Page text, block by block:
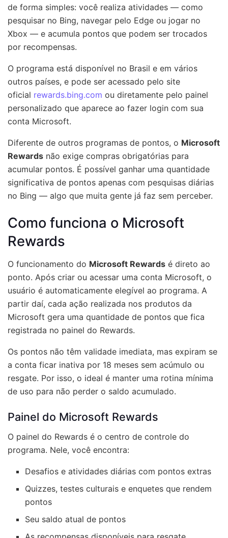
de forma simples: você realiza atividades — como
pesquisar no Bing, navegar pelo Edge ou jogar no
Xbox — e acumula pontos que podem ser trocados
por recompensas.
O programa está disponível no Brasil e em vários
outros países, e pode ser acessado pelo site
oficial rewards.bing.com ou diretamente pelo painel
personalizado que aparece ao fazer login com sua
conta Microsoft.
Diferente de outros programas de pontos, o Microsoft
Rewards não exige compras obrigatórias para
acumular pontos. É possível ganhar uma quantidade
significativa de pontos apenas com pesquisas diárias
no Bing — algo que muita gente já faz sem perceber.
Como funciona o Microsoft
Rewards
O funcionamento do Microsoft Rewards é direto ao
ponto. Após criar ou acessar uma conta Microsoft, o
usuário é automaticamente elegível ao programa. A
partir daí, cada ação realizada nos produtos da
Microsoft gera uma quantidade de pontos que fica
registrada no painel do Rewards.
Os pontos não têm validade imediata, mas expiram se
a conta ficar inativa por 18 meses sem acúmulo ou
resgate. Por isso, o ideal é manter uma rotina mínima
de uso para não perder o saldo acumulado.
Painel do Microsoft Rewards
O painel do Rewards é o centro de controle do
programa. Nele, você encontra:
Desafios e atividades diárias com pontos extras
Quizzes, testes culturais e enquetes que rendem
pontos
Seu saldo atual de pontos